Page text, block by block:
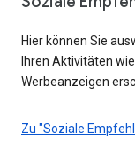
Hier können Sie
Ihren Aktivitäten
Werbeanzeigen
Zu "Soziale